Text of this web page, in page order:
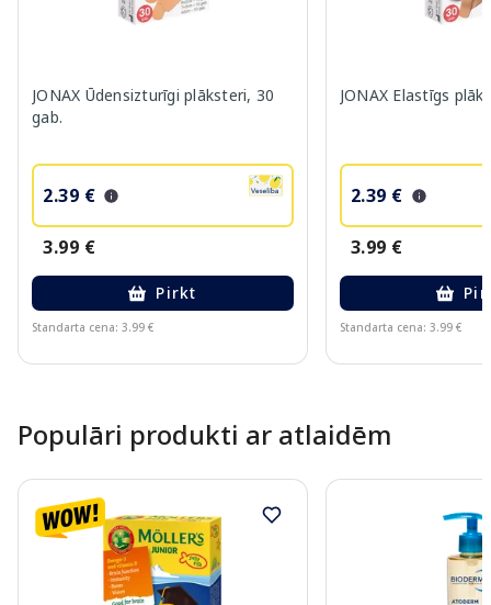
JONAX Ūdensizturīgi plāksteri, 30
gab.
2.39 €
3.99 €
Pirkt
Standarta cena: 3.99 €
JONAX Elastīgs
2.39 €
3.99 €
Standarta cena: 3.99 €
Populāri produkti ar atlaidēm